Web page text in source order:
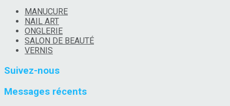
MANUCURE
NAIL ART
ONGLERIE
SALON DE BEAUTÉ
VERNIS
Suivez-nous
Messages récents